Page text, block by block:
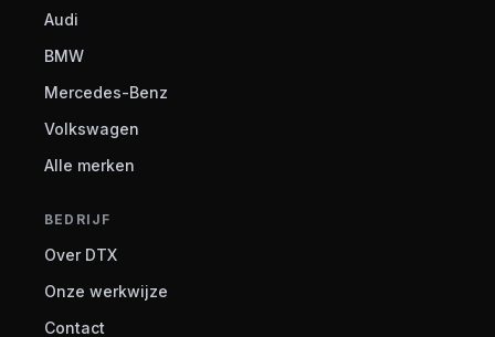
Audi
BMW
Mercedes-Benz
Volkswagen
Alle merken
BEDRIJF
Over DTX
Onze werkwijze
Contact